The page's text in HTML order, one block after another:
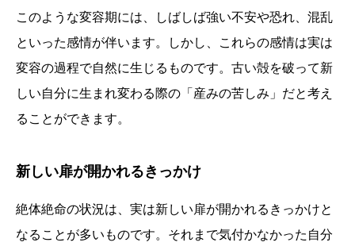
このような変容期には、しばしば強い不安や恐れ、混乱
といった感情が伴います。しかし、これらの感情は実は
変容の過程で自然に生じるものです。古い殻を破って新
しい自分に生まれ変わる際の「産みの苦しみ」だと考え
ることができます。
新しい扉が開かれるきっかけ
絶体絶命の状況は、実は新しい扉が開かれるきっかけと
なることが多いものです。それまで気付かなかった自分